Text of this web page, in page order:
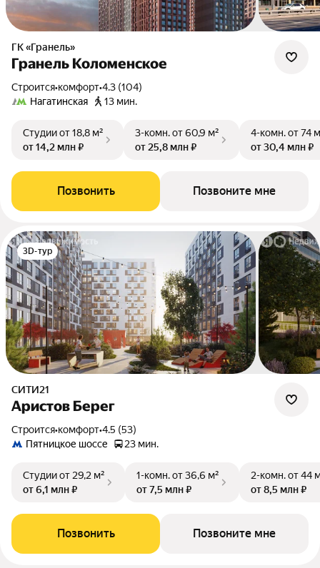
ГК «Гранель»
Гранель Коломенское
Строится•комфорт•4.3 (104)
Нагатинская
13 мин.
Студииот 18,8 м²
от 14,2 млн ₽
3-комн.от 60,9 м²
от 25,8 млн ₽
4-комн.от 74
от 30,4 млн ₽
Позвонить Позвоните мне
3D-тур
СИТИ21
Аристов Берег
Строится•комфорт•4.5 (53)
Пятницкое шоссе
23 мин.
Студииот 29,2 м²
от 6,1 млн ₽
1-комн.от 36,6 м²
от 7,5 млн ₽
2-комн.от 44
от 8,5 млн ₽
Позвонить Позвоните мне